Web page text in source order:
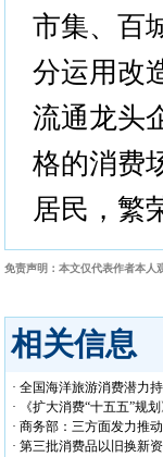
市集、百
分运用改
流通龙头
格的消费
居民，繁
免责声明：本文仅代表作者本人
相关信息
· 全国海洋旅游消费潜力
· 《扩大消费“十五五”规
· 商务部：三方面发力推
· 第三批消费品以旧换新